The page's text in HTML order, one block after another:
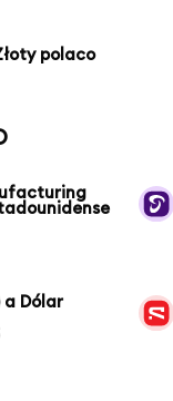
polaco
a Dólar